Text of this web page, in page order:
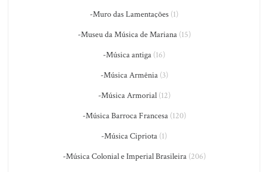
-Muro das Lamentações (1)
-Museu da Música de Mariana(15)
-Música antiga (16)
-Música Armênia(3)
-Música Armorial(12)
-Música Barroca Francesa(120)
-Música Cipriota (1)
-Música Colonial e Imperial Brasileira(206)